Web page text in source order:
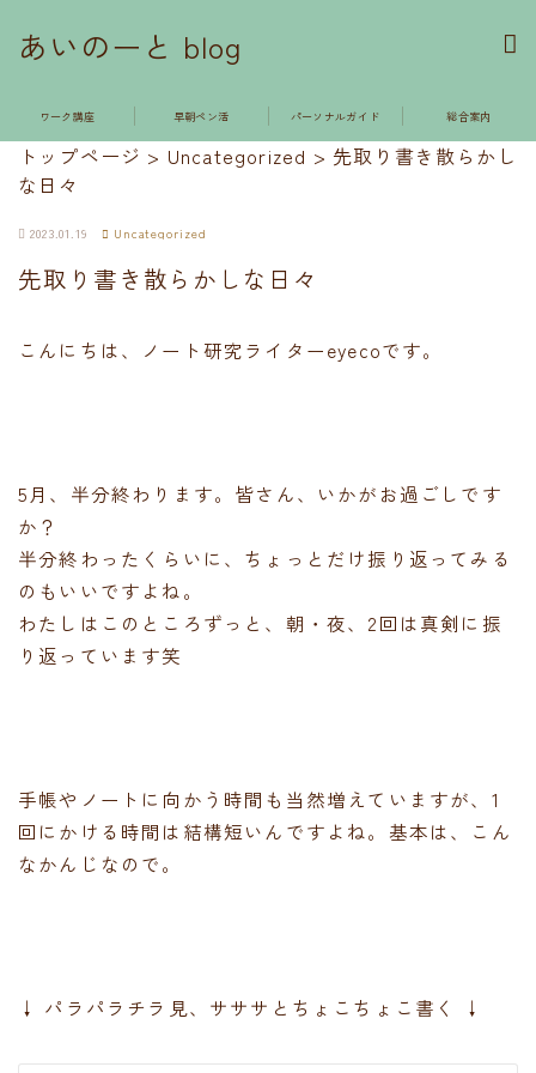
あいのーと blog
ワーク講座 早朝ペン活 パーソナルガイド 総合案内
トップページ > Uncategorized > 先取り書き散らかし
な日々
2023.01.19 Uncategorized
先取り書き散らかしな日々
こんにちは、ノート研究ライターeyecoです。
5月、半分終わります。皆さん、いかがお過ごしです
か？
半分終わったくらいに、ちょっとだけ振り返ってみる
のもいいですよね。
わたしはこのところずっと、朝・夜、2回は真剣に振
り返っています笑
手帳やノートに向かう時間も当然増えていますが、1
回にかける時間は結構短いんですよね。基本は、こん
なかんじなので。
↓ パラパラチラ見、サササとちょこちょこ書く ↓